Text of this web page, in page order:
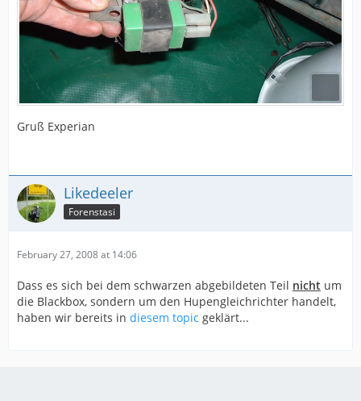
Gruß Experian
Likedeeler
Forenstasi
February 27, 2008 at 14:06
Dass es sich bei dem schwarzen abgebildeten Teil nicht um
die Blackbox, sondern um den Hupengleichrichter handelt,
haben wir bereits in diesem topic geklärt...